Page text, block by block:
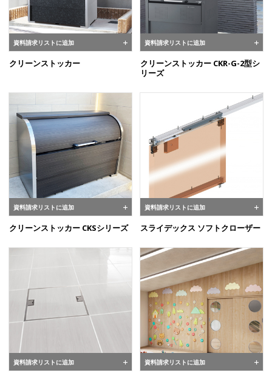
資料請求リストに追加
クリーンストッカー
資料請求リストに追加
クリーンストッカー CKR-G-2型シ
リーズ
資料請求リストに追加
クリーンストッカー CKSシリーズ
資料請求リストに追加
スライデックス ソフトクローザー
資料請求リストに追加 資料請求リストに追加